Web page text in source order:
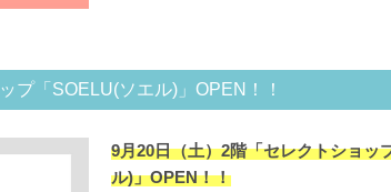
プ「SOELU(ソエル)」OPEN！！
9月20日（土）2階「セレクトショッ
ル)」OPEN！！